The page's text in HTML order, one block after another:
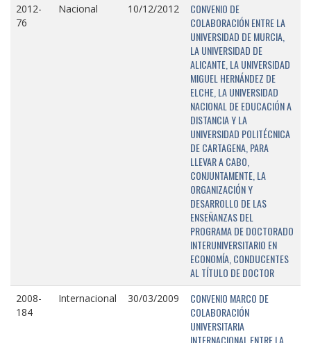
2012-
76
Nacional 10/12/2012
CONVENIO DE
COLABORACIÓN ENTRE LA
UNIVERSIDAD DE MURCIA,
LA UNIVERSIDAD DE
ALICANTE, LA UNIVERSIDAD
MIGUEL HERNÁNDEZ DE
ELCHE, LA UNIVERSIDAD
NACIONAL DE EDUCACIÓN A
DISTANCIA Y LA
UNIVERSIDAD POLITÉCNICA
DE CARTAGENA, PARA
LLEVAR A CABO,
CONJUNTAMENTE, LA
ORGANIZACIÓN Y
DESARROLLO DE LAS
ENSEÑANZAS DEL
PROGRAMA DE DOCTORADO
INTERUNIVERSITARIO EN
ECONOMÍA, CONDUCENTES
AL TÍTULO DE DOCTOR
2008-
184
Internacional 30/03/2009
CONVENIO MARCO DE
COLABORACIÓN
UNIVERSITARIA
INTERNACIONAL ENTRE LA